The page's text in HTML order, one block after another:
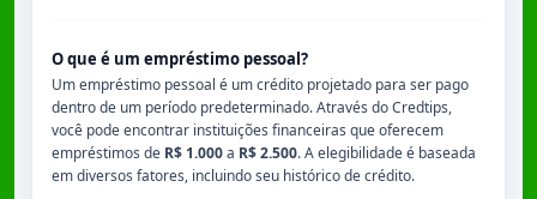
O que é um empréstimo pessoal?
Um empréstimo pessoal é um crédito projetado para ser pago
dentro de um período predeterminado. Através do Credtips,
você pode encontrar instituições financeiras que oferecem
empréstimos de R$ 1.000a R$ 2.500. A elegibilidade é baseada
em diversos fatores, incluindo seu histórico de crédito.